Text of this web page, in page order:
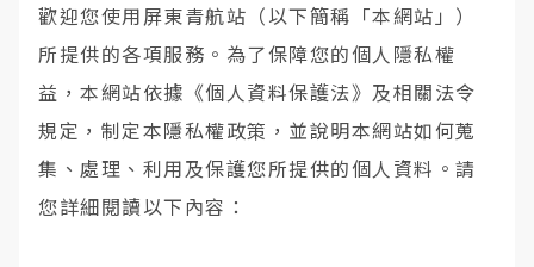
歡迎您使用屏東青航站（以下簡稱「本網站」）
所提供的各項服務。為了保障您的個人隱私權
益，本網站依據《個人資料保護法》及相關法令
規定，制定本隱私權政策，並說明本網站如何蒐
集、處理、利用及保護您所提供的個人資料。請
您詳細閱讀以下內容：